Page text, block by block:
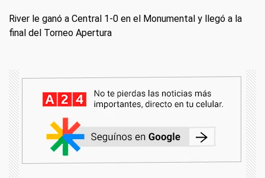
River le ganó a Central 1-0 en el Monumental y llegó a la
final del Torneo Apertura